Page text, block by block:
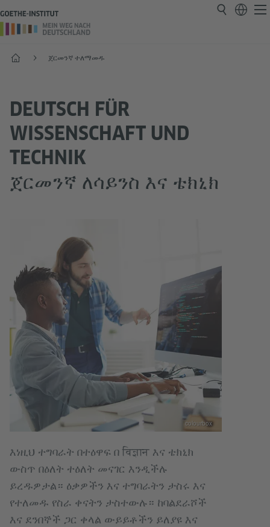
Start ጀርመንኛ ተለማመዱ
DEUTSCH FÜR
WISSENSCHAFT UND
TECHNIK
ጀርመንኛ ለሳይንስ እና ቴክኒክ
colourbox
እነዚህ ተግባራት በተዕዋፍ በ विज्ञान እና ቴክኒክ
ውስጥ በዕለት ተዕለት መናገር እንዲችሉ
ይረዱዎታል። ዕቃዎችን እና ተግባራትን ታስሩ እና
የተለመዱ የስራ ቀናትን ታስተውሉ። ከባልደራሾች
እና ደንበኞች ጋር ቀላል ውይይቶችን ይለያዩ እና